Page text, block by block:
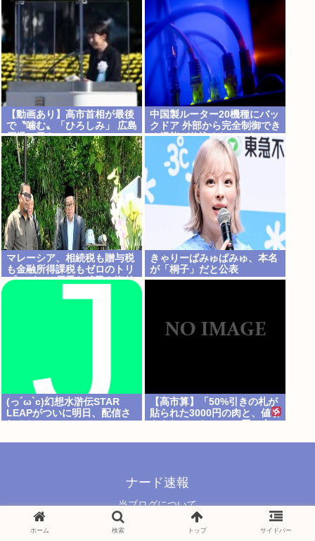
【動画あり】高市首相が最後
で〝噛む〟「ひろしみ」 広島
原爆の日あいさつ
中国製ルーター20機種にバッ
クドア 外部から完全制御でき
る機能が仕込まれていた
マレーシア、相続税も贈与税
も金融所得課税もゼロのトリ
プルゼロで優秀な移民を海外
きゃりーぱみゅぱみゅ、本名
が「桐子」だと公表
(っ´ω`c)幻想水滸伝STAR
LEAPがついに明日、配信さ
【高市算】「50%引きの札が
貼られた3000円の肉と、値引
ナード速報
当ブログについて
© 2021 ナード速報.
ホーム 検索 トップ サイドバー